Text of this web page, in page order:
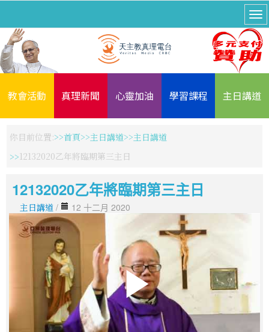
教會活動 真理新聞 心靈加油 學習課程 主日講道
你目前位置: 首頁 主日講道
主日講道
12132020乙年將臨期第三主日
12132020乙年將臨期第三主日
主日講道 / 12 十二月 2020